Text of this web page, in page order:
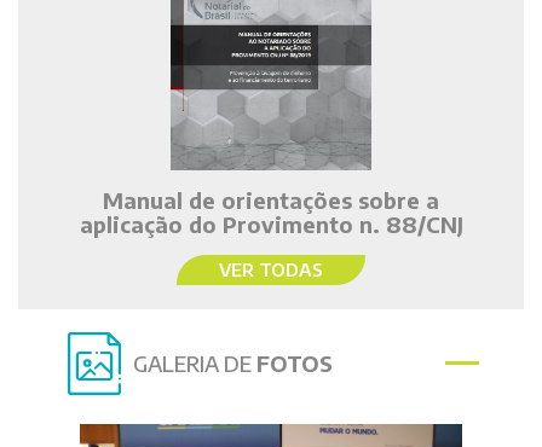
Manual de orientações sobre a
aplicação do Provimento n. 88/CNJ
VER TODAS
GALERIA DE FOTOS